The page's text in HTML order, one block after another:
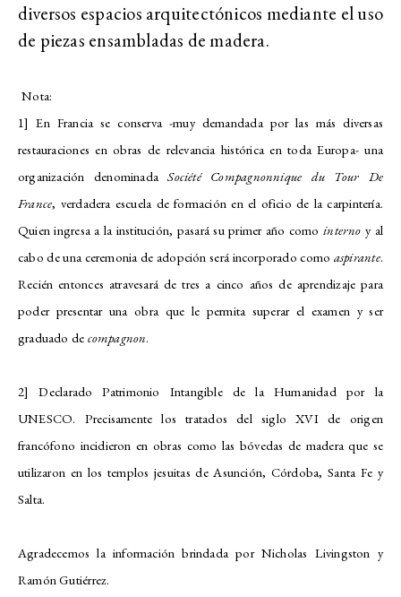
diversos espacios arquitectónicos mediante el uso
de piezas ensambladas de madera.
Nota:
1] En Francia se conserva -muy demandada por las más diversas
restauraciones en obras de relevancia histórica en toda Europa- una
organización denominadaSociété Compagnonnique du Tour De
France, verdadera escuela de formación en el oficio de la carpintería.
Quien ingresa a la institución, pasará su primer año comointerno y al
cabo de una ceremonia de adopción será incorporado como aspirante.
Recién entonces atravesará de tres a cinco años de aprendizaje para
poder presentar una obra que le permita superar el examen y ser
graduado de compagnon.
2] Declarado Patrimonio Intangible de la Humanidad por la
UNESCO. Precisamente los tratados del siglo XVI de origen
francófono incidieron en obras como las bóvedas de madera que se
utilizaron en los templos jesuitas de Asunción, Córdoba, Santa Fe y
Salta.
Agradecemos la información brindada por Nicholas Livingston y
Ramón Gutiérrez.